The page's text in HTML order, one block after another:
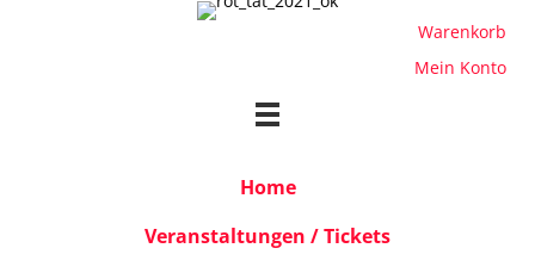
Warenkorb
Mein Konto
Home
Veranstaltungen / Tickets